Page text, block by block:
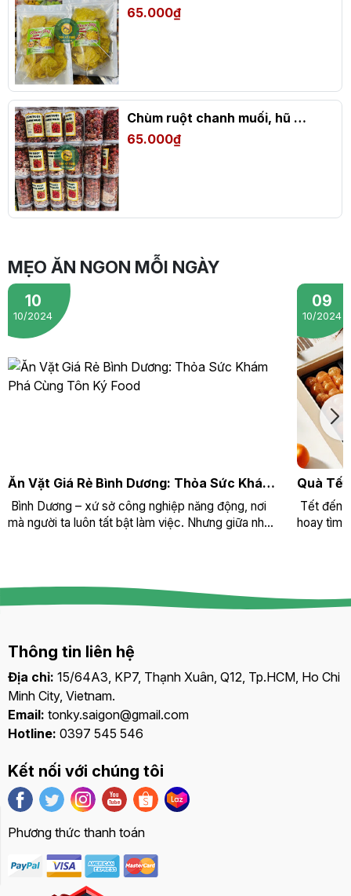
giá Liên hệ
65.000₫
Chùm ruột chanh muối, hũ 500g
65.000₫
MẸO ĂN NGON MỖI NGÀY
10
10/2024
Ăn Vặt Giá Rẻ Bình Dương: Thỏa Sức Khám
Phá Cùng Tôn Ký Food
Bình Dương – xứ sở công nghiệp năng động, nơi
mà người ta luôn tất bật làm việc. Nhưng giữa nh...
09
10/2024
Quà Tết
Doanh
Tết đến
hoay tìm
Thông tin liên hệ
Địa chỉ: 15/64A3, KP7, Thạnh Xuân, Q12, Tp.HCM, Ho Chi
Minh City, Vietnam.
Email: tonky.saigon@gmail.com
Hotline: 0397 545 546
Kết nối với chúng tôi
Phương thức thanh toán